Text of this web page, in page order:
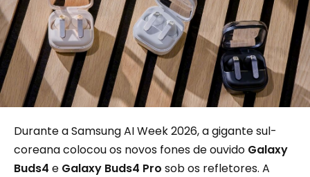
Durante a Samsung AI Week 2026, a gigante sul-
coreana colocou os novos fones de ouvido Galaxy
Buds4 e Galaxy Buds4 Pro sob os refletores. A